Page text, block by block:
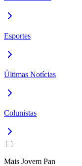
Esportes
Últimas Notícias
Colunistas
Mais Jovem Pan